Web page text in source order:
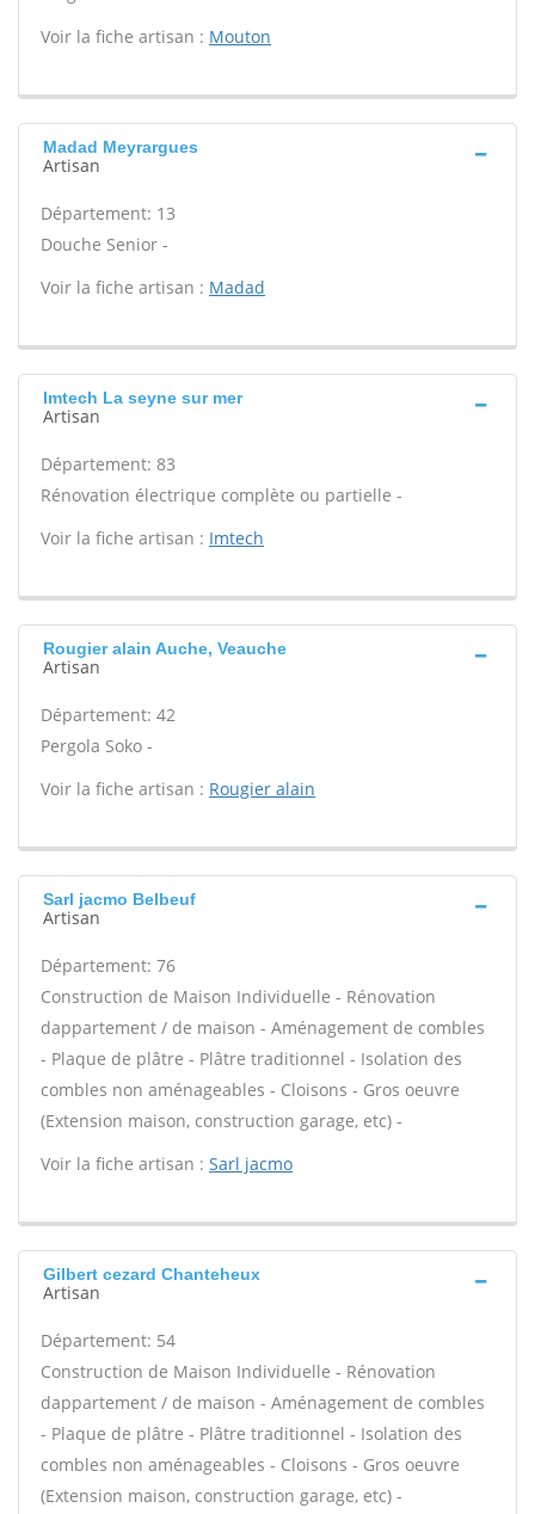
Voir la fiche artisan : Mouton
Madad Meyrargues
Artisan
Département: 13
Douche Senior -
Voir la fiche artisan : Madad
Imtech La seyne sur mer
Artisan
Département: 83
Rénovation électrique complète ou partielle -
Voir la fiche artisan : Imtech
Rougier alain Auche, Veauche
Artisan
Département: 42
Pergola Soko -
Voir la fiche artisan : Rougier alain
Sarl jacmo Belbeuf
Artisan
Département: 76
Construction de Maison Individuelle - Rénovation
dappartement / de maison - Aménagement de combles
- Plaque de plâtre - Plâtre traditionnel - Isolation des
combles non aménageables - Cloisons - Gros oeuvre
(Extension maison, construction garage, etc) -
Voir la fiche artisan : Sarl jacmo
Gilbert cezard Chanteheux
Artisan
Département: 54
Construction de Maison Individuelle - Rénovation
dappartement / de maison - Aménagement de combles
- Plaque de plâtre - Plâtre traditionnel - Isolation des
combles non aménageables - Cloisons - Gros oeuvre
(Extension maison, construction garage, etc) -